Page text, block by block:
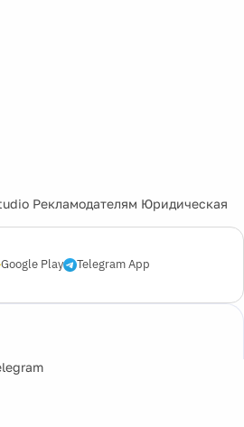
Рекламодателям Юридическая
Google Play Telegram App